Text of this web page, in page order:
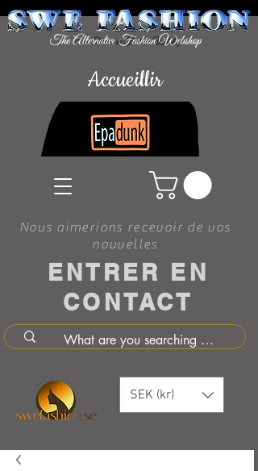
ENTRER EN
CONTACT
Nous aimerions recevoir de vos
nouvelles
Accueillir
SEK (kr)